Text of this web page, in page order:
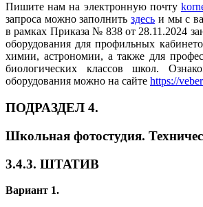
Пишите нам на электронную почту
запроса можно заполнитьздесь и мы с
в рамках Приказа № 838 от 28.11.2024
оборудования для профильных
химии, астрономии, а также для
биологических классов школ.
оборудования можно на сайте https://
ПОДРАЗДЕЛ 4.
Школьная фотостудия.
3.4.3. ШТАТИВ
Вариант 1.